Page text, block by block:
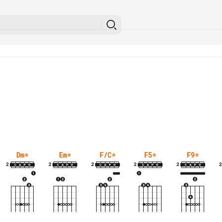
Dm*
2
Em*
2
F/C*
2
F5*
2
F9*
2 2